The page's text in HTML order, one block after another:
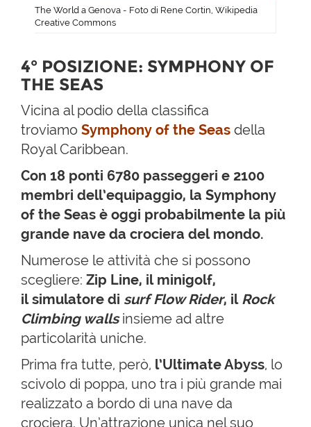
The World a Genova - Foto di Rene Cortin, Wikipedia
Creative Commons
4° POSIZIONE: SYMPHONY OF
THE SEAS
Vicina al podio della classifica
troviamo Symphony of the Seas della
Royal Caribbean.
Con 18 ponti 6780 passeggeri e 2100
membri dell’equipaggio, la Symphony
of the Seas è oggi probabilmente la più
grande nave da crociera del mondo.
Numerose le attività che si possono
scegliere: Zip Line, il minigolf,
il simulatore di surf Flow Rider, il Rock
Climbing walls insieme ad altre
particolarità uniche.
Prima fra tutte, però, l’Ultimate Abyss, lo
scivolo di poppa, uno tra i più grande mai
realizzato a bordo di una nave da
crociera. Un’attrazione unica nel suo